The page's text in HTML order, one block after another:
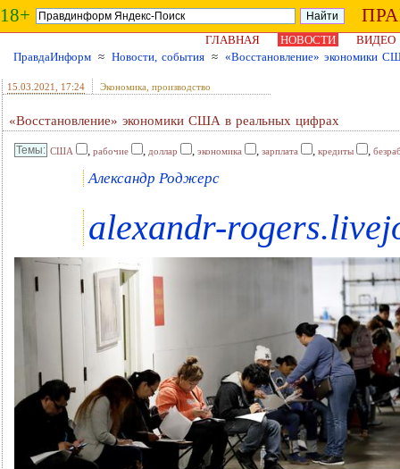
18+
ГЛАВНАЯ НОВОСТИ
ВИДЕО
ПравдаИнформ ≈ Новости, события ≈ «Восстановление» экономики
15.03.2021 , 17:24 Экономика, производство
«Восстановление» экономики США в реальных цифрах
США , рабочие , доллар , экономика , зарплата , кредиты ,
Александр Роджерс
alexandr-